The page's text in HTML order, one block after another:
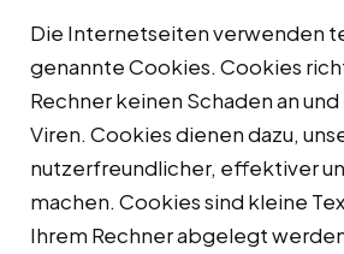
Die Internetseiten verwenden
genannte Cookies. Cookies
Rechner keinen Schaden an
Viren. Cookies dienen dazu,
nutzerfreundlicher, effektiver
machen. Cookies sind kleine
Ihrem Rechner abgelegt